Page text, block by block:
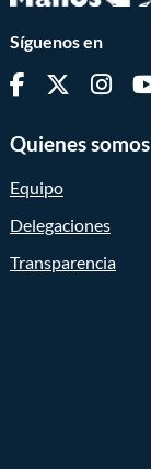
Síguenos en
Quienes somos
Equipo
Delegaciones
Transparencia